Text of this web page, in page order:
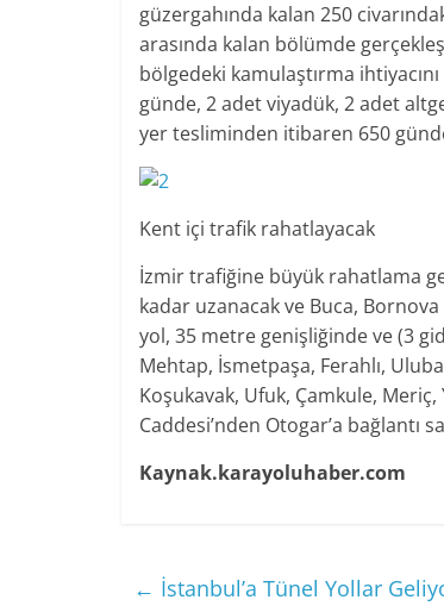
güzergahında kalan 250
arasında kalan bölümde
bölgedeki kamulaştırma
günde, 2 adet viyadük, 2 adet
yer tesliminden itibaren 650
Kent içi trafik rahatlayacak
İzmir trafiğine büyük rahatlama
kadar uzanacak ve Buca,
yol, 35 metre genişliğinde ve (3
Mehtap, İsmetpaşa, Ferahlı,
Koşukavak, Ufuk, Çamkule,
Caddesi’nden Otogar’a bağlantı
Kaynak.karayoluhaber.com
← İstanbul’a Tünel Yollar